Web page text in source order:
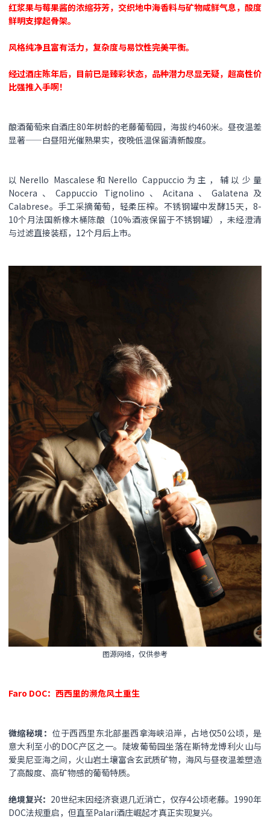
红浆果​与莓果酱的浓缩芬芳，交织地中海香料与矿物咸鲜气息，酸度
鲜明支撑起骨架。
风格纯净且富有活力，复杂度与易饮性完美平衡。
经过酒庄陈年后，目前已是臻彩状态，品种潜力尽显无疑，超高性价
比强推入手啊！
酿酒葡萄来自酒庄80年树龄的老藤葡萄园，海拔约460米。昼夜温差
显著——白昼阳光催熟果实，夜晚低温保留清新酸度。
以Nerello Mascalese和Nerello Cappuccio为主，辅以少量
Nocera、Cappuccio Tignolino、Acitana、Galatena及
Calabrese。手工采摘葡萄，轻柔压榨。不锈钢罐中发酵15天，8-
10个月法国新橡木桶陈酿（10%酒液保留于不锈钢罐），未经澄清
与过滤直接装瓶，12个月后上市。
图源网络，仅供参考
Faro DOC：西西里的濒危风土重生​
微缩秘境​： 位于西西里东北部墨西拿海峡沿岸，占地仅50公顷，是
意大利至小的DOC产区之一。陡坡葡萄园坐落在斯特龙博利火山与
爱奥尼亚海之间，火山岩土壤富含玄武质矿物，海风与昼夜温差塑造
了高酸度、高矿物感的葡萄特质。
绝境复兴​： 20世纪末因经济衰退几近消亡，仅存4公顷老藤。1990年
DOC法规重启，但直至Palari酒庄崛起才真正实现复兴。